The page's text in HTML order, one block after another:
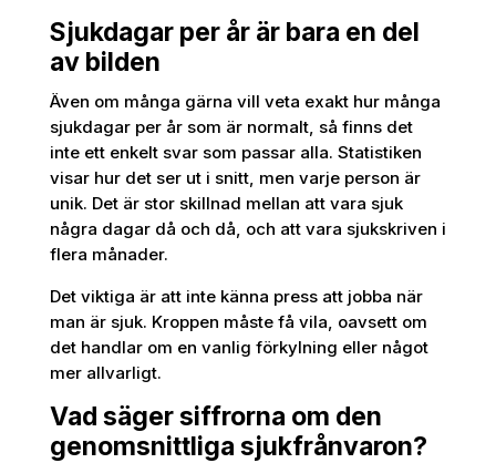
Sjukdagar per år är bara en del
av bilden
Även om många gärna vill veta exakt hur många
sjukdagar per år som är normalt, så finns det
inte ett enkelt svar som passar alla. Statistiken
visar hur det ser ut i snitt, men varje person är
unik. Det är stor skillnad mellan att vara sjuk
några dagar då och då, och att vara sjukskriven i
flera månader.
Det viktiga är att inte känna press att jobba när
man är sjuk. Kroppen måste få vila, oavsett om
det handlar om en vanlig förkylning eller något
mer allvarligt.
Vad säger siffrorna om den
genomsnittliga sjukfrånvaron?